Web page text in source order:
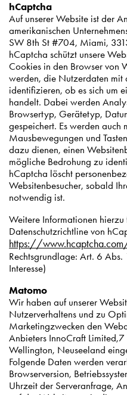
hCaptcha
Auf unserer Website ist der
amerikanischen
SW 8th St #704, Miami,
hCaptcha schützt unsere
Cookies in den Browser von
werden, die Nutzerdaten mit
identifizieren, ob es sich um
handelt. Dabei werden
Browsertyp, Gerätetyp,
gespeichert. Es werden auch
Mausbewegungen und
dazu dienen, einen
mögliche Bedrohung zu
hCaptcha löscht
Websitenbesucher, sobald
notwendig ist.
Weitere Informationen
Datenschutzrichtline von
https://
Rechtsgrundlage: Art. 6
Interesse)
Matomo
Wir haben auf unserer
Nutzerverhaltens und zu
Marketingzwecken den
Anbieters InnoCraft
Wellington, Neuseeland
Folgende Daten werden
Browserversion,
Uhrzeit der Serveranfrage,